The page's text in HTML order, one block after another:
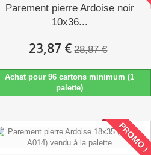
Parement pierre Ardoise noir
10x36...
23,87 € 28,87 €
Achat pour 96 cartons minimum (1
palette)
PROMO !